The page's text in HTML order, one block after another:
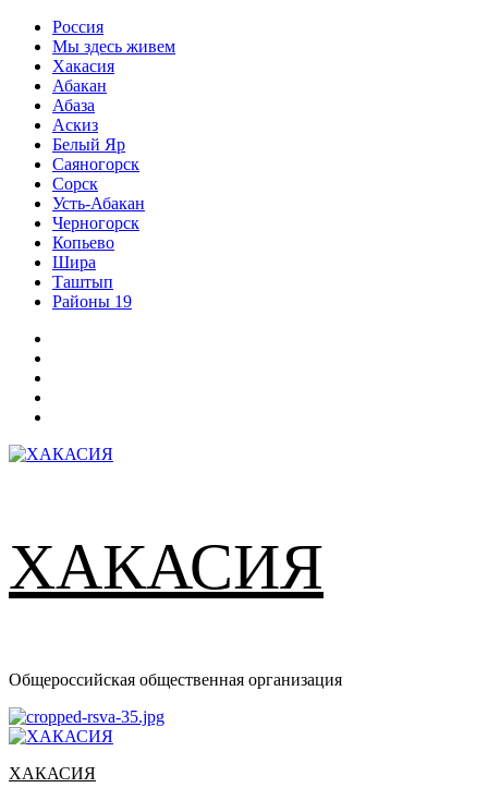
Перейти
содержимому
Россия
Мы здесь живем
Хакасия
Абакан
Абаза
Аскиз
Белый Яр
Саяногорск
Сорск
Усть-Абакан
Черногорск
Копьево
Шира
Таштып
Районы 19
ХАКАСИЯ
Общероссийская общественная организация
Основное
ХАКАСИЯ